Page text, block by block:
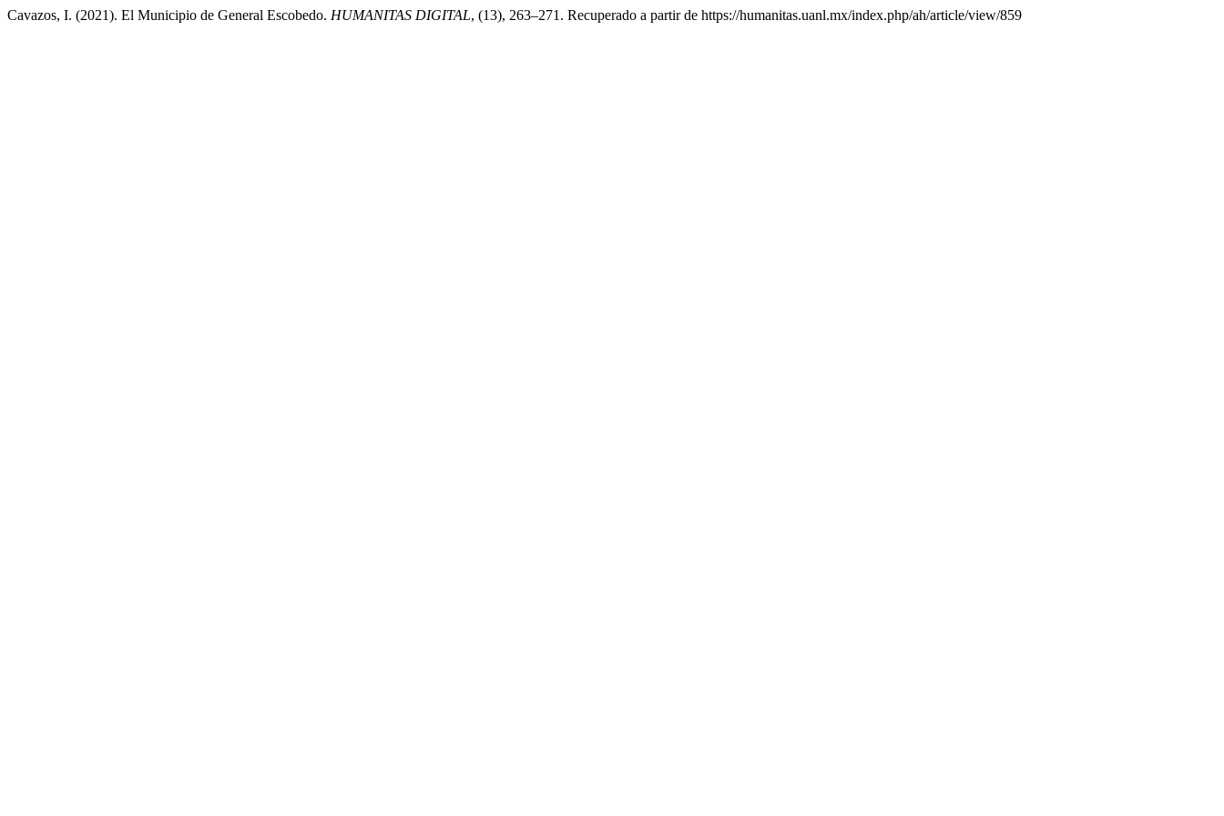
Cavazos, I. (2021). El Municipio de General Escobedo. HUMANITAS DIGITAL, (13), 263–271. Recuperado a partir de https://humanitas.uanl.mx/index.php/ah/article/view/859